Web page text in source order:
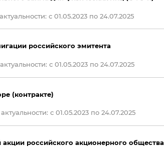
с 01.05.2023 по 24.07.2025
российского эмитента
с 01.05.2023 по 24.07.2025
(контракте)
с 01.05.2023 по 24.07.2025
российского акционерного общества